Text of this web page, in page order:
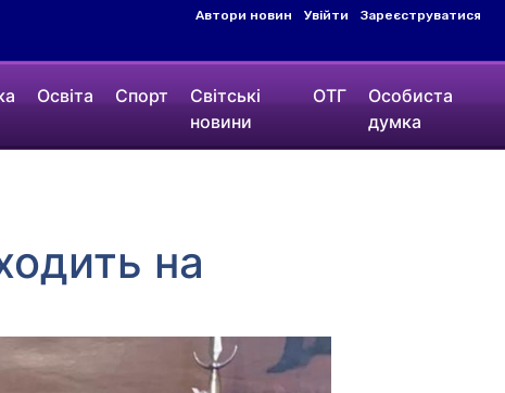
Автори новин Увійти Зареєструватися
Освіта Спорт
Світські
новини
ОТГ
Особиста
думка
на